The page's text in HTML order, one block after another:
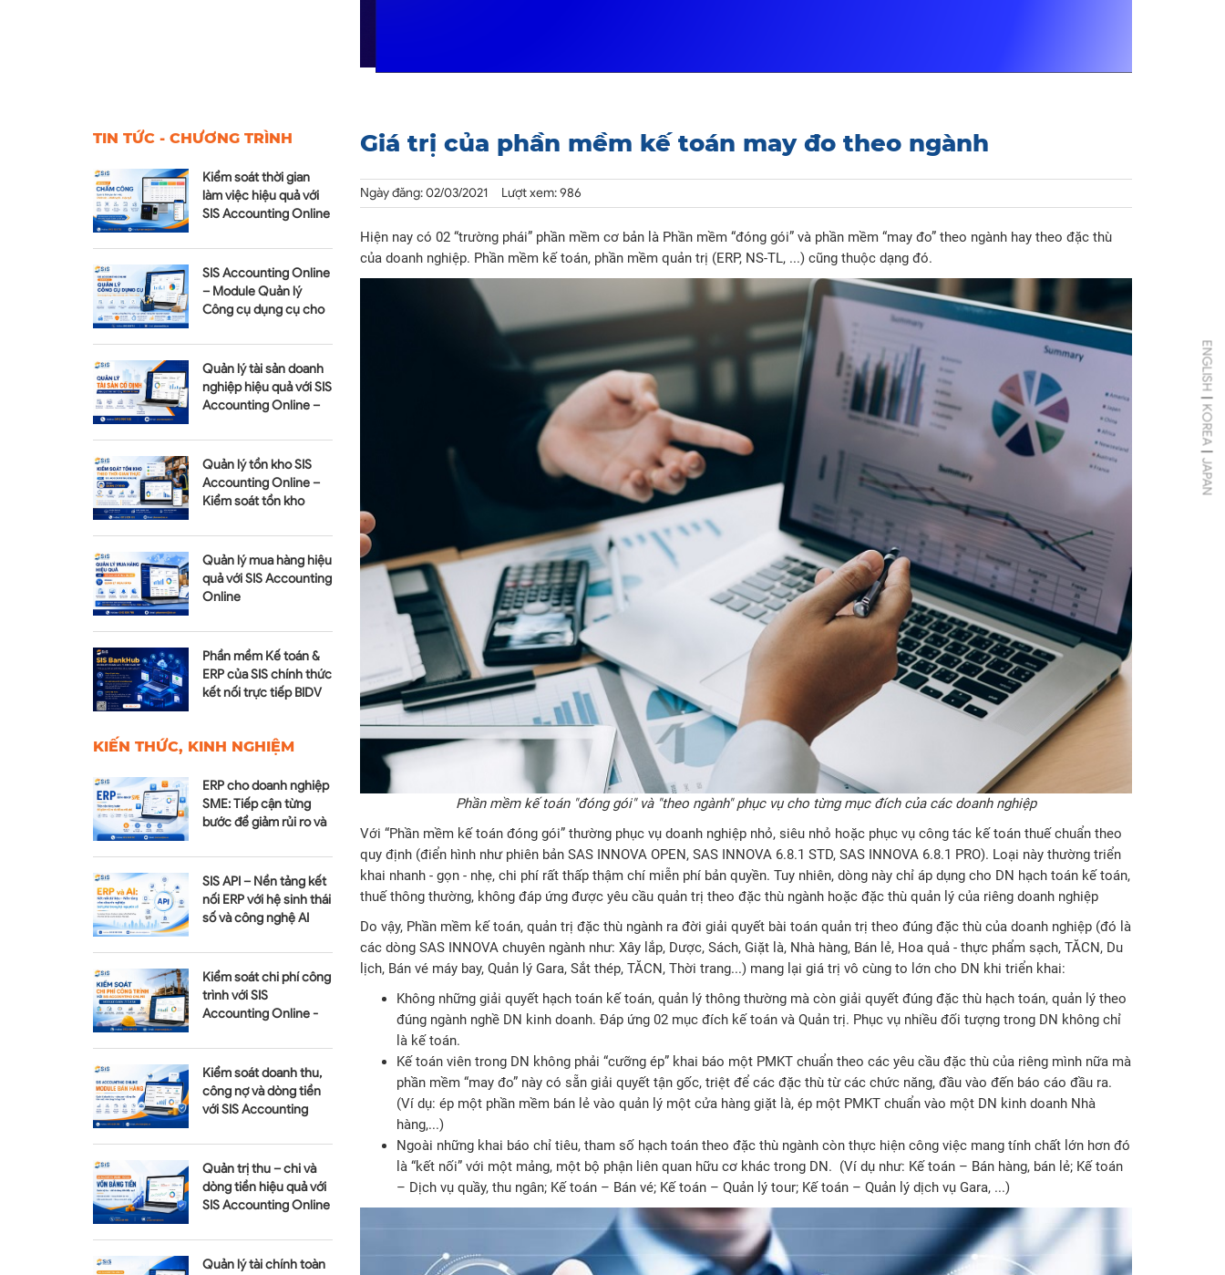
TIN TỨC - CHƯƠNG TRÌNH
Kiểm soát thời gian
làm việc hiệu quả với
SIS Accounting Online
SIS Accounting Online
– Module Quản lý
Công cụ dụng cụ cho
Quản lý tài sản doanh
nghiệp hiệu quả với SIS
Accounting Online –
Quản lý tồn kho SIS
Accounting Online –
Kiểm soát tồn kho
Quản lý mua hàng hiệu
quả với SIS Accounting
Online
Phần mềm Kế toán &
ERP của SIS chính thức
kết nối trực tiếp BIDV
KIẾN THỨC, KINH NGHIỆM
ERP cho doanh nghiệp
SME: Tiếp cận từng
bước để giảm rủi ro và
SIS API – Nền tảng kết
nối ERP với hệ sinh thái
số và công nghệ AI
Kiểm soát chi phí công
trình với SIS
Accounting Online -
Kiểm soát doanh thu,
công nợ và dòng tiền
với SIS Accounting
hàng
Quản trị thu – chi và
dòng tiền hiệu quả với
SIS Accounting Online
tiền
Quản lý tài chính toàn
Giá trị của phần mềm kế toán may đo theo ngành
Ngày đăng: 02/03/2021 Lượt xem: 986
Hiện nay có 02 “trường phái” phần mềm cơ bản là Phần mềm “đóng gói” và phần mềm “may đo” theo ngành hay theo đặc thù
của doanh nghiệp. Phần mềm kế toán, phần mềm quản trị (ERP, NS-TL, ...) cũng thuộc dạng đó.
Phần mềm kế toán "đóng gói" và "theo ngành" phục vụ cho từng mục đích của các doanh nghiệp
Với “Phần mềm kế toán đóng gói” thường phục vụ doanh nghiệp nhỏ, siêu nhỏ hoặc phục vụ công tác kế toán thuế chuẩn theo
quy định (điển hình như phiên bản SAS INNOVA OPEN, SAS INNOVA 6.8.1 STD, SAS INNOVA 6.8.1 PRO). Loại này thường triển
khai nhanh - gọn - nhẹ, chi phí rất thấp thậm chí miễn phí bản quyền. Tuy nhiên, dòng này chỉ áp dụng cho DN hạch toán kế toán,
thuế thông thường, không đáp ứng được yêu cầu quản trị theo đặc thù ngành hoặc đặc thù quản lý của riêng doanh nghiệp
Do vậy, Phần mềm kế toán, quản trị đặc thù ngành ra đời giải quyết bài toán quản trị theo đúng đặc thù của doanh nghiệp (đó là
các dòng SAS INNOVA chuyên ngành như: Xây lắp, Dược, Sách, Giặt là, Nhà hàng, Bán lẻ, Hoa quả - thực phẩm sạch, TĂCN, Du
lịch, Bán vé máy bay, Quản lý Gara, Sắt thép, TĂCN, Thời trang...) mang lại giá trị vô cùng to lớn cho DN khi triển khai:
Không những giải quyết hạch toán kế toán, quản lý thông thường mà còn giải quyết đúng đặc thù hạch toán, quản lý theo
đúng ngành nghề DN kinh doanh. Đáp ứng 02 mục đích kế toán và Quản trị. Phục vụ nhiều đối tượng trong DN không chỉ
là kế toán.
Kế toán viên trong DN không phải “cưỡng ép” khai báo một PMKT chuẩn theo các yêu cầu đặc thù của riêng mình nữa mà
phần mềm “may đo” này có sẵn giải quyết tận gốc, triệt để các đặc thù từ các chức năng, đầu vào đến báo cáo đầu ra.
(Ví dụ: ép một phần mềm bán lẻ vào quản lý một cửa hàng giặt là, ép một PMKT chuẩn vào một DN kinh doanh Nhà
hàng,...)
Ngoài những khai báo chỉ tiêu, tham số hạch toán theo đặc thù ngành còn thực hiện công việc mang tính chất lớn hơn đó
là “kết nối” với một mảng, một bộ phận liên quan hữu cơ khác trong DN. (Ví dụ như: Kế toán – Bán hàng, bán lẻ; Kế toán
– Dịch vụ quầy, thu ngân; Kế toán – Bán vé; Kế toán – Quản lý tour; Kế toán – Quản lý dịch vụ Gara, ...)
ENGLISH
|
KOREA
|
JAPAN